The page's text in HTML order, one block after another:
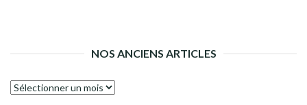
NOS ANCIENS ARTICLES
Nos